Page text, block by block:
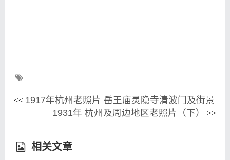
<< 1917年杭州老照片 岳王庙灵隐寺清波门及街景
1931年 杭州及周边地区老照片（下）
>>
相关文章